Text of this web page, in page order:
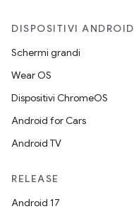
DISPOSITIVI ANDROID
Schermi grandi
Wear OS
Dispositivi ChromeOS
Android for Cars
Android TV
RELEASE
Android 17